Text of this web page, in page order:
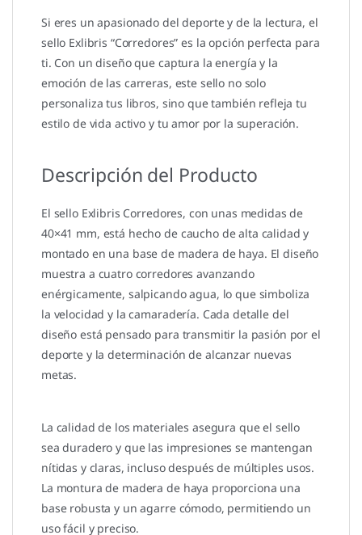
Si eres un apasionado del deporte y de la lectura, el
sello Exlibris “Corredores” es la opción perfecta para
ti. Con un diseño que captura la energía y la
emoción de las carreras, este sello no solo
personaliza tus libros, sino que también refleja tu
estilo de vida activo y tu amor por la superación.
Descripción del Producto
El sello Exlibris Corredores, con unas medidas de
40×41 mm, está hecho de caucho de alta calidad y
montado en una base de madera de haya. El diseño
muestra a cuatro corredores avanzando
enérgicamente, salpicando agua, lo que simboliza
la velocidad y la camaradería. Cada detalle del
diseño está pensado para transmitir la pasión por el
deporte y la determinación de alcanzar nuevas
metas.
La calidad de los materiales asegura que el sello
sea duradero y que las impresiones se mantengan
nítidas y claras, incluso después de múltiples usos.
La montura de madera de haya proporciona una
base robusta y un agarre cómodo, permitiendo un
uso fácil y preciso.